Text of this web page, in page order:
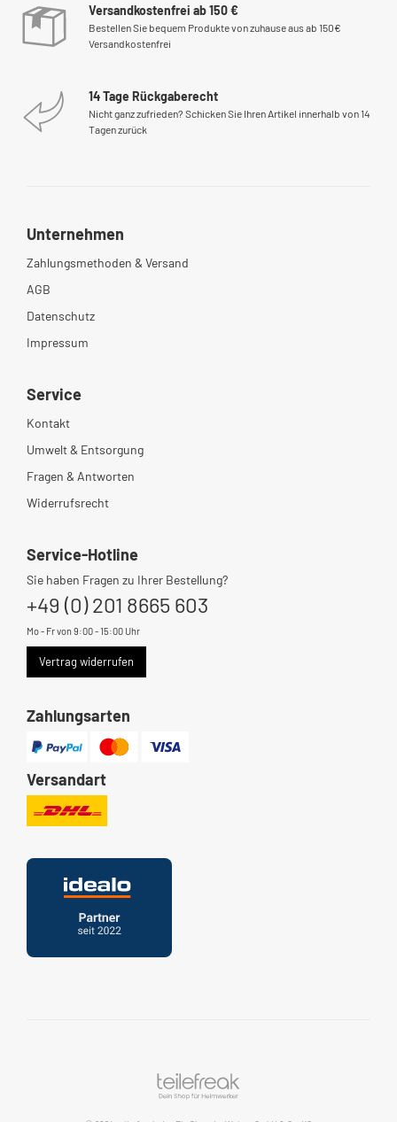
Versandkostenfrei ab 150 €
Bestellen Sie bequem Produkte von zuhause aus ab 150€
Versandkostenfrei
14 Tage Rückgaberecht
Nicht ganz zufrieden? Schicken Sie Ihren Artikel innerhalb von 14
Tagen zurück
Unternehmen
Zahlungsmethoden & Versand
AGB
Datenschutz
Impressum
Service
Kontakt
Umwelt & Entsorgung
Fragen & Antworten
Widerrufsrecht
Service-Hotline
Sie haben Fragen zu Ihrer Bestellung?
+49 (0) 201 8665 603
Mo - Fr von 9:00 - 15:00 Uhr
Vertrag widerrufen
Zahlungsarten
Versandart